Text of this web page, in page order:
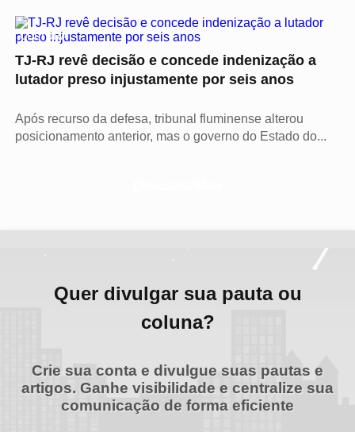
CULTURA
TJ-RJ revê decisão e concede indenização a
lutador preso injustamente por seis anos
Após recurso da defesa, tribunal fluminense alterou
posicionamento anterior, mas o governo do Estado do...
Quer divulgar sua pauta ou
coluna?
Crie sua conta e divulgue suas pautas e
artigos. Ganhe visibilidade e centralize sua
comunicação de forma eficiente